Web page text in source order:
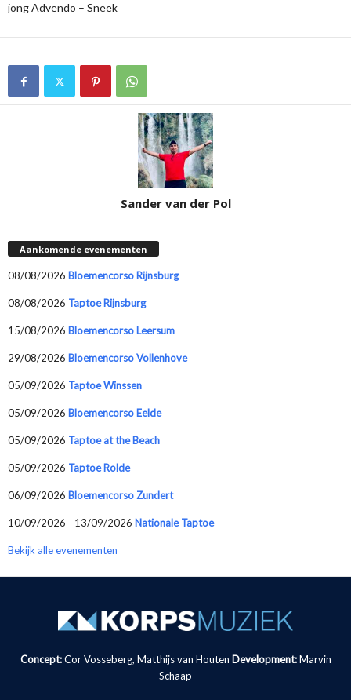
jong Advendo – Sneek
Sander van der Pol
Aankomende evenementen
08/08/2026 Bloemencorso Rijnsburg
08/08/2026 Taptoe Rijnsburg
15/08/2026 Bloemencorso Leersum
29/08/2026 Bloemencorso Vollenhove
05/09/2026 Taptoe Winssen
05/09/2026 Bloemencorso Eelde
05/09/2026 Taptoe at the Beach
05/09/2026 Taptoe Rolde
06/09/2026 Bloemencorso Zundert
10/09/2026 - 13/09/2026 Nationale Taptoe
Bekijk alle evenementen
Concept:Cor Vosseberg, Matthijs van Houten Development: Marvin
Schaap